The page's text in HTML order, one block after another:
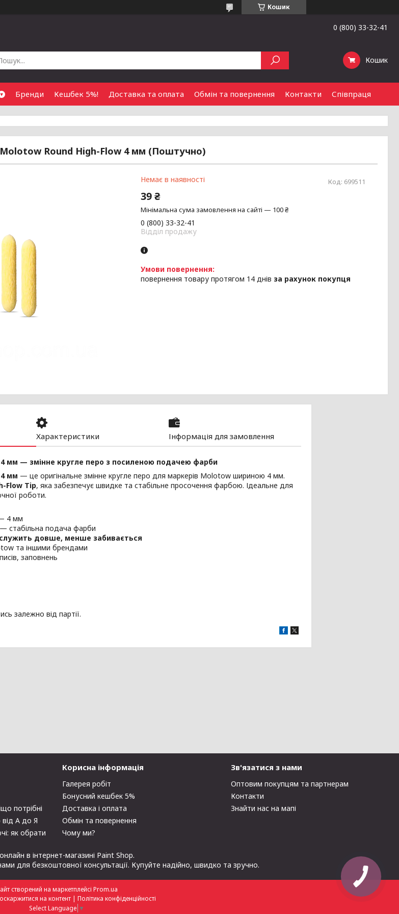
Кошик
0 (800) 33-32-41
Кошик
Бренди Кешбек 5%! Доставка та оплата Обмін та повернення Контакти Співпраця
Round High-Flow 4 мм (Поштучно)
Немає в наявності Код: 699511
39 ₴
Мінімальна сума замовлення на сайті — 100 ₴
0 (800) 33-32-41
Відділ продажу
повернення товару протягом 14 днів за рахунок покупця
Характеристики Інформація для замовлення
мм — змінне кругле перо з посиленою подачею фарби
мм — це оригінальне змінне кругле перо для маркерів Molotow шириною 4 мм.
Flow Tip, яка забезпечує швидке та стабільне просочення фарбою. Ідеальне для
роботи.
4 мм
— стабільна подача фарби
служить довше, менше забивається
та іншими брендами
заповнень
залежно від партії.
потрібні
А до Я
як обрати
Корисна інформація
Галерея робіт
Бонусний кешбек 5%
Доставка і оплата
Обмін та повернення
Чому ми?
Зв'язатися з нами
Оптовим покупцям та партнерам
Контакти
Знайти нас на мапі
в інтернет-магазині Paint Shop.
для безкоштовної консультації. Купуйте надійно, швидко та зручно.
створений на маркетплейсі Prom.ua
на контент | Політика конфіденційності
Select Language ▼